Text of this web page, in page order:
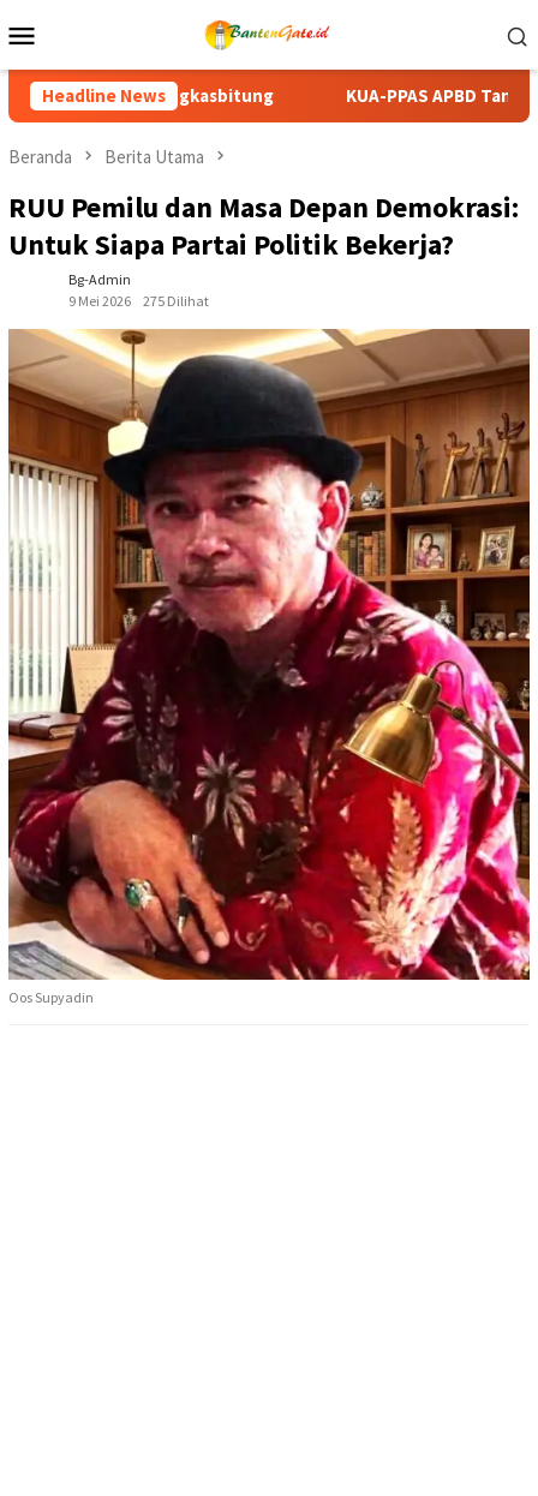
ke
Mobile
Headline News
KUA-PPAS APBD Tanah Datar 2027 Disepakati, DPRD dan
Beranda Berita Utama
RUU Pemilu dan Masa Depan Demokrasi:
Untuk Siapa Partai Politik Bekerja?
Bg-Admin
9 Mei 2026
275 Dilihat
Oos Supyadin